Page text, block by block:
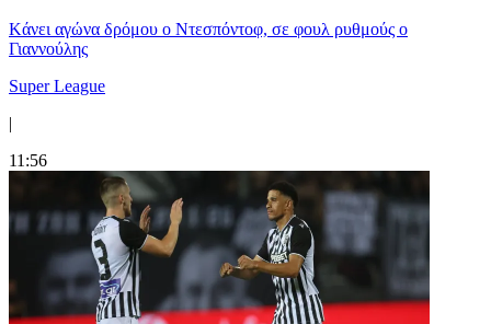
Kάνει αγώνα δρόμου ο Ντεσπόντοφ, σε φουλ ρυθμούς ο
Γιαννούλης
Super League
|
11:56